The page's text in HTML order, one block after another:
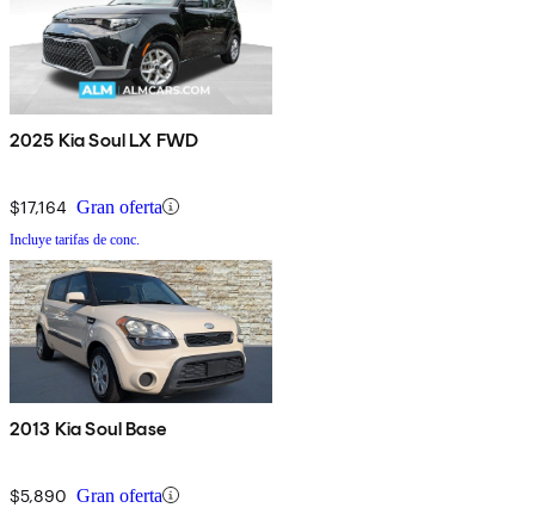
2025 Kia Soul LX FWD
$17,164 Gran oferta
Incluye tarifas de conc.
2013 Kia Soul Base
$5,890 Gran oferta